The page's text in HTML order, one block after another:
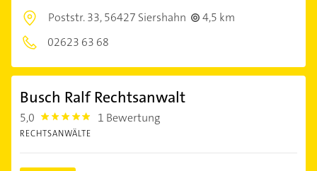
Poststr. 33,56427 Siershahn
4,5 km
02623 63 68
Busch Ralf Rechtsanwalt
5,0 5.0 1 Bewertung
RECHTSANWÄLTE